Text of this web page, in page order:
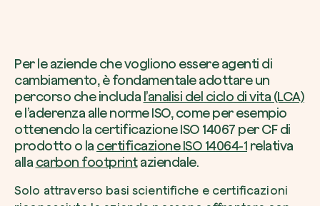
Per le aziende che vogliono essere agenti di
cambiamento, è fondamentale adottare un
percorso che includa l’analisi del ciclo di vita (LCA)
e l’aderenza alle norme ISO, come per esempio
ottenendo la certificazione ISO 14067 per CF di
prodotto o la certificazione ISO 14064-1 relativa
alla carbon footprintaziendale.
Solo attraverso basi scientifiche e certificazioni